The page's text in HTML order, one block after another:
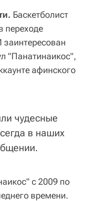
Баскетболист
переходе
"Панатинаикос",
афинского
чудесные
в наших
с 2009 по
времени.